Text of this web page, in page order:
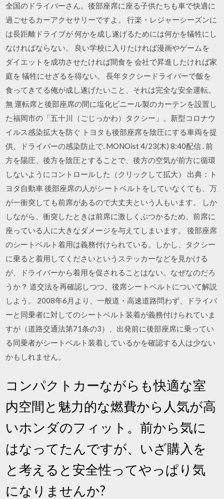
全国のドライバーさん。後部座席に座る子供たちも車で快適に
過ごせるカーアクセサリーですよ。 行楽・レジャーシーズンに
は長距離ドライブが 何かを成し遂げるためには何かを犠牲にし
なければならない。 良い学校に入りたければ漫画やゲームを
ダイエットを成功させたければ間食を 会社で昇進したければ家
庭を 犠牲にせざるを得ない。 長年タクシードライバーで飯を
食ってきてる俺が成し遂げたいこと、それは完全な安全運転。
無 運転席と後部座席の間に塩化ビニール製のカーテンを設置し
た福岡市の「五十川（ごじっかわ）タクシー」。新型コロナウ
イルス感染拡大を防ぐ トヨタも後部座席を陰圧にする車両を提
供、ドライバーの感染防止で. MONOist 4/23(木) 8:40配信 . 前
方を陽圧、後方を陰圧とすることで、後方の空気が前方に循環
しないようにコントロールした（クリックして拡大） 出典：ト
ヨタ自動車 後部座席の人がシートベルトをしていなくても、万
が一衝突しても前席があるので大丈夫という人もいます。 しか
しながら、衝突したときは前席に激しくぶつかるため、前席に
座っている人に大きなダメージを与えてしまいます。 後部座席
のシートベルト着用は義務付けられている。しかし、タクシー
に乗ると着用してくださいというステッカーなどを見かける
が、ドライバーから着用を促されることはない。なぜなのだろ
うか？ 道交法を再確認しつつ、後席シートベルトについて解説
しよう。 2008年6月より、一般道・高速道路問わず、ドライバ
ーと同乗者に対してのシートベルト装着が義務付けられていま
すが（道路交通法第71条の3）、出発前に後部座席に乗ってい
る同乗者がシートベルト装着しているかを確認する人は少ない
かもしれません。
コンパクトカーながらも快適な室
内空間と魅力的な燃費から人気が高
いホンダのフィット。前から気に
はなってたんですが、いざ購入を
と考えると安全性ってやっぱり気
になりませんか?